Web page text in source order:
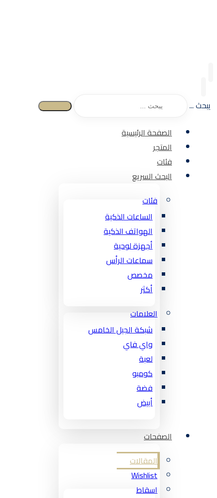
يبحث ...
الصفحة الرئيسية
المتجر
فئات
البحث السريع
فئات
الساعات الذكية
الهواتف الذكية
أجهزة لوحية
سماعات الرأس
مخصص
أكثر
العلامات
شبكة الجيل الخامس
واي فاي
لعبة
كومبو
فضة
أبيض
الصفحات
المقالات
Wishlist
اسقاط